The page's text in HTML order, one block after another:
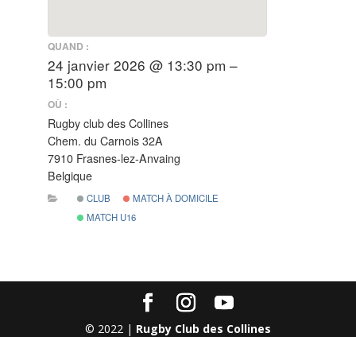
QUAND :
24 janvier 2026 @ 13:30 pm –
15:00 pm
OÙ :
Rugby club des Collines
Chem. du Carnois 32A
7910 Frasnes-lez-Anvaing
Belgique
CLUB
MATCH À DOMICILE
MATCH U16
© 2022 | Rugby Club des Collines